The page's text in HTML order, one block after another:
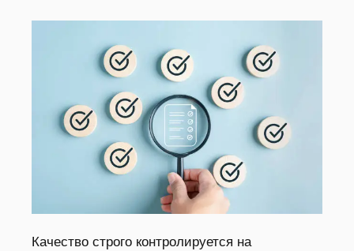
Качество строго контролируется на